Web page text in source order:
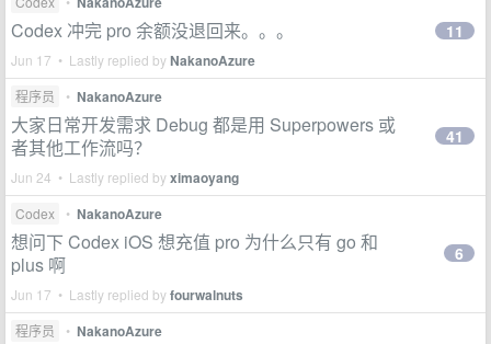
Codex 冲完 pro 余额没退回来。。。
Jun 17 • Lastly replied byNakanoAzure
11
程序员 • NakanoAzure
大家日常开发需求 Debug 都是用 Superpowers 或
者其他工作流吗？
Jun 24 • Lastly replied byximaoyang
41
Codex • NakanoAzure
想问下 Codex iOS 想充值 pro 为什么只有 go 和
plus 啊
Jun 17 • Lastly replied byfourwalnuts
6
程序员 • NakanoAzure